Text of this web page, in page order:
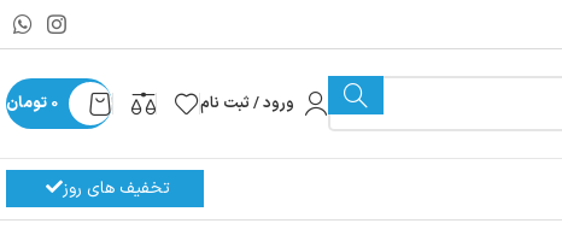
ورود / ثبت نام 0 تومان
تخفیف های روز